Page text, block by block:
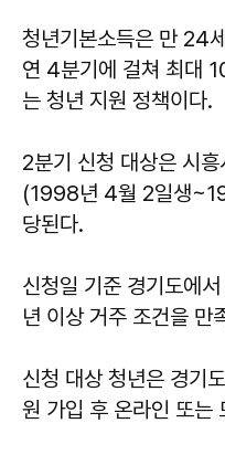
청년기본소득은 만 24
연 4분기에 걸쳐 최대
는 청년 지원 정책이다.
2분기 신청 대상은 시
(1998년 4월 2일생
당된다.
신청일 기준 경기도에
년 이상 거주 조건을 만
신청 대상 청년은 경기
원 가입 후 온라인 또는